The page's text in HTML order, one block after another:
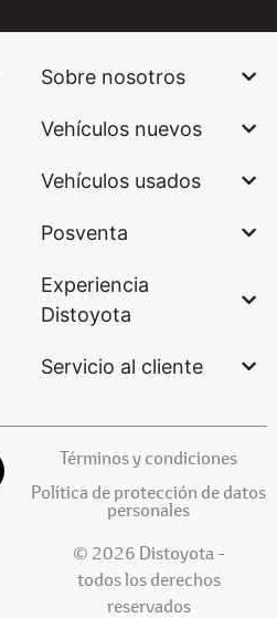
Sobre nosotros
Vehículos nuevos
Vehículos usados
Posventa
Experiencia
Distoyota
Servicio al cliente
Términos y condiciones
Política de protección de datos
personales
© 2026 Distoyota -
todos los derechos
reservados